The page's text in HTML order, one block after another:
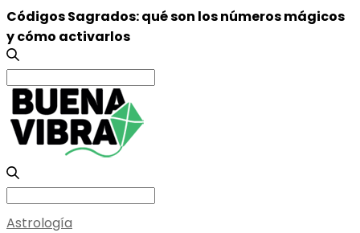
Códigos Sagrados: qué son los números mágicos
y cómo activarlos
Search
for:
Search
Astrología